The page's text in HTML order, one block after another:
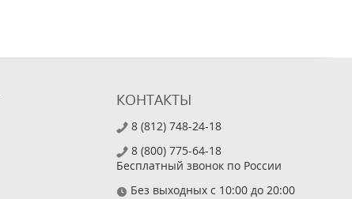
КОНТАКТЫ
8 (812) 748-24-18
8 (800) 775-64-18
Бесплатный звонок по России
Без выходных с 10:00 до 20:00